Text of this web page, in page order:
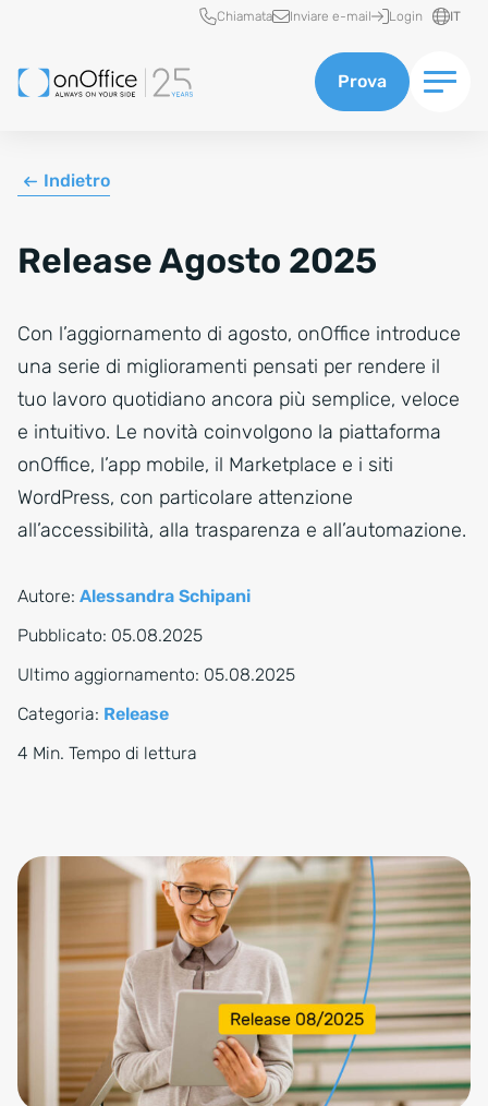
Accesso rapido
Chiamata Inviare e-mail Login IT
Prova
Indietro
Release Agosto 2025
Con l’aggiornamento di agosto, onOffice introduce
una serie di miglioramenti pensati per rendere il
tuo lavoro quotidiano ancora più semplice, veloce
e intuitivo. Le novità coinvolgono la piattaforma
onOffice, l’app mobile, il Marketplace e i siti
WordPress, con particolare attenzione
all’accessibilità, alla trasparenza e all’automazione.
Autore: Alessandra Schipani
Pubblicato: 05.08.2025
Ultimo aggiornamento: 05.08.2025
Categoria: Release
4 Min. Tempo di lettura